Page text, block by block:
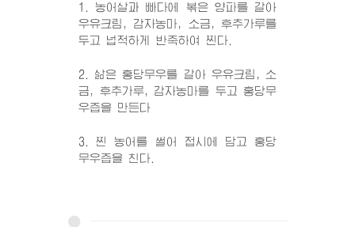
1. 농어살과 빠다에 볶은 양파를 갈아
우유크림, 감자농마, 소금, 후추가루를
두고 넙적하게 반죽하여 찐다.
2. 삶은 홍당무우를 갈아 우유크림, 소
금, 후추가루, 감자농마를 두고 홍당무
우즙을 만든다
3. 찐 농어를 썰어 접시에 담고 홍당
무우즙을 친다.